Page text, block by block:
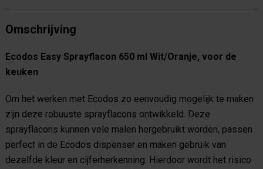
Omschrijving
Ecodos Easy Sprayflacon 650 ml Wit/Oranje, voor de
keuken
Om het werken met Ecodos zo eenvoudig mogelijk te maken
zijn deze robuuste sprayflacons ontwikkeld. Deze
sprayflacons kunnen vele malen hergebruikt worden, passen
perfect in de Ecodos dispenser en maken gebruik van
dezelfde kleur en cijferherkenning. Hierdoor wordt het risico